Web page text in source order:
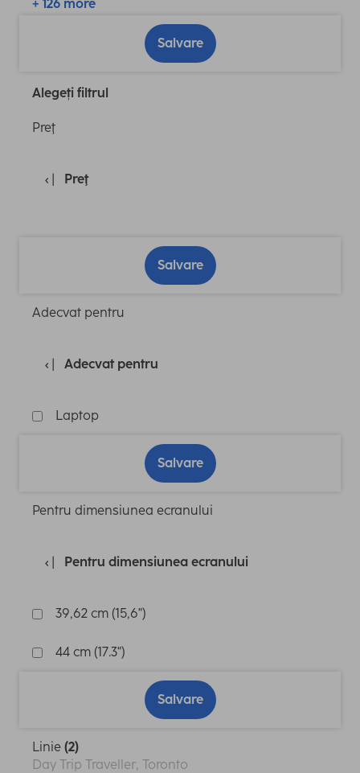
+ 126 more
Salvare
Alegeți filtrul
Preţ
Preţ
Salvare
Adecvat pentru
Adecvat pentru
Laptop
Salvare
Pentru dimensiunea ecranului
Pentru dimensiunea ecranului
39,62 cm (15,6")
44 cm (17.3")
Salvare
Linie (2)
Day Trip Traveller, Toronto